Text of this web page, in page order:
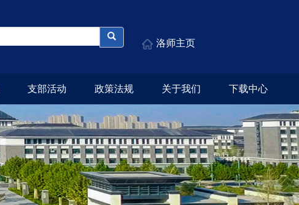
洛师主页
支部活动 政策法规 关于我们 下载中心